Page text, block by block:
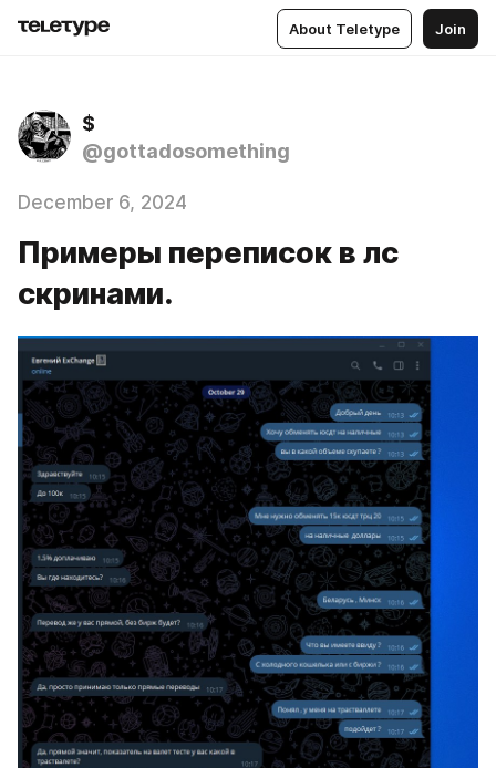
About Teletype Join
$
@gottadosomething
December 6, 2024
Примеры переписок в лс
скринами.